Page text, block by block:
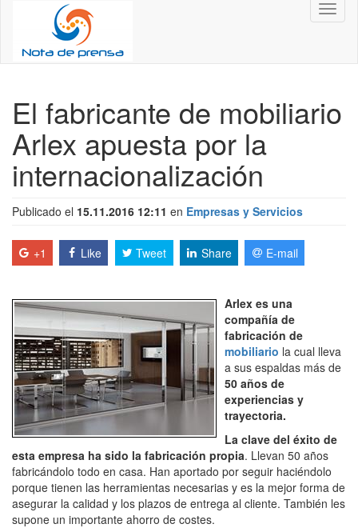
El fabricante de mobiliario
Arlex apuesta por la
internacionalización
Publicado el 15.11.2016 12:11 en Empresas y Servicios
+1 Like Tweet Share E-mail
Arlex es una
compañía de
fabricación de
mobiliario la cual lleva
a sus espaldas más de
50 años de
experiencias y
trayectoria.
La clave del éxito de
esta empresa ha sido la fabricación propia. Llevan 50 años
fabricándolo todo en casa. Han aportado por seguir haciéndolo
porque tienen las herramientas necesarias y es la mejor forma de
asegurar la calidad y los plazos de entrega al cliente. También les
supone un importante ahorro de costes.